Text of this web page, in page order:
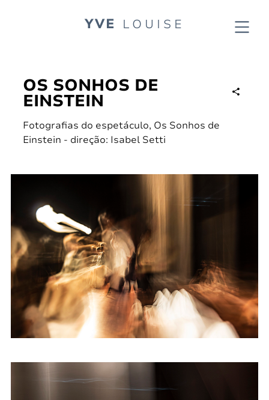
YVE LOUISE
OS SONHOS DE
EINSTEIN
Fotografias do espetáculo, Os Sonhos de
Einstein - direção: Isabel Setti